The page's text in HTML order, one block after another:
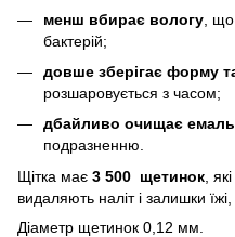
менш вбирає вологу ,
бактерій;
довше зберігає форму
розшаровується з часом;
дбайливо очищає емаль
подразненню.
Щітка має 3 500 щетинок ,
видаляють наліт і залишки
Діаметр щетинок 0,12 мм.